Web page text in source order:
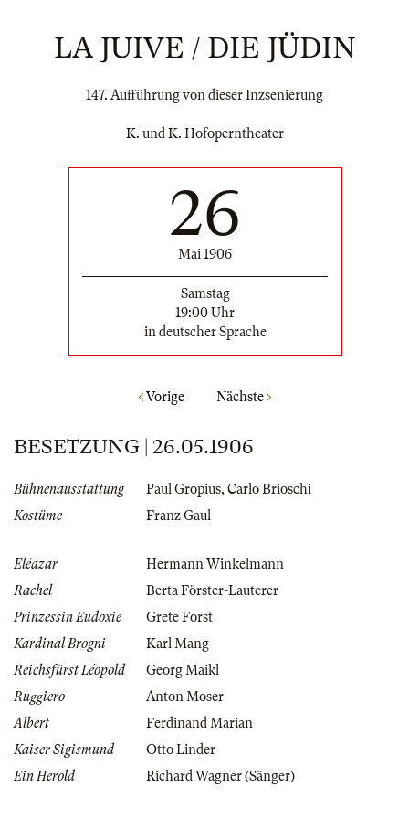
LA JUIVE / DIE JÜDIN
147. Aufführung von dieser Inzsenierung
K. und K. Hofoperntheater
26
Mai 1906
Samstag
19:00 Uhr
in deutscher Sprache
Vorige Nächste
BESETZUNG | 26.05.1906
Bühnenausstattung Paul Gropius,Carlo Brioschi
Kostüme
Franz Gaul
Eléazar
Hermann Winkelmann
Rachel
Berta Förster-Lauterer
Prinzessin Eudoxie
Grete Forst
Kardinal Brogni
Karl Mang
Reichsfürst Léopold
Georg Maikl
Ruggiero
Anton Moser
Albert
Ferdinand Marian
Kaiser Sigismund
Otto Linder
Ein Herold
Richard Wagner (Sänger)